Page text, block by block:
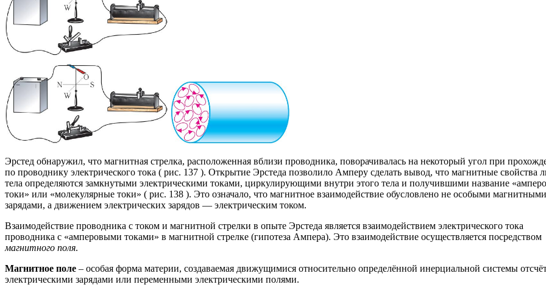
Эрстед обнаружил, что магнитная стрелка, расположенная вблизи проводника, поворачивалась на некоторый угол при
по проводнику электрического тока ( рис. 137 ). Открытие Эрстеда позволило Амперу сделать вывод, что магнитные свойства
тела определяются замкнутыми электрическими токами, циркулирующими внутри этого тела и получившими название
токи» или «молекулярные токи» ( рис. 138 ). Это означало, что магнитное взаимодействие обусловлено не особыми магнитными
зарядами, а движением электрических зарядов — электрическим током.
Взаимодействие проводника с током и магнитной стрелки в опыте Эрстеда является взаимодействием электрического тока
проводника с «амперовыми токами» в магнитной стрелке (гипотеза Ампера). Это взаимодействие осуществляется посредством
магнитного поля.
Магнитное поле – особая форма материи, создаваемая движущимися относительно определённой инерциальной системы
электрическими зарядами или переменными электрическими полями.